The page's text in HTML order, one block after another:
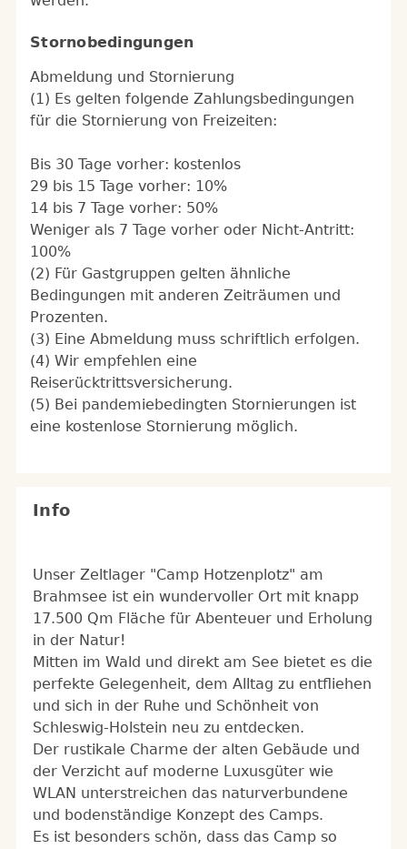
Stornobedingungen
Abmeldung und Stornierung
(1) Es gelten folgende Zahlungsbedingungen
für die Stornierung von Freizeiten:
Bis 30 Tage vorher: kostenlos
29 bis 15 Tage vorher: 10%
14 bis 7 Tage vorher: 50%
Weniger als 7 Tage vorher oder Nicht-Antritt:
100%
(2) Für Gastgruppen gelten ähnliche
Bedingungen mit anderen Zeiträumen und
Prozenten.
(3) Eine Abmeldung muss schriftlich erfolgen.
(4) Wir empfehlen eine
Reiserücktrittsversicherung.
(5) Bei pandemiebedingten Stornierungen ist
eine kostenlose Stornierung möglich.
Info
Unser Zeltlager "Camp Hotzenplotz" am
Brahmsee ist ein wundervoller Ort mit knapp
17.500 Qm Fläche für Abenteuer und Erholung
in der Natur!
Mitten im Wald und direkt am See bietet es die
perfekte Gelegenheit, dem Alltag zu entfliehen
und sich in der Ruhe und Schönheit von
Schleswig-Holstein neu zu entdecken.
Der rustikale Charme der alten Gebäude und
der Verzicht auf moderne Luxusgüter wie
WLAN unterstreichen das naturverbundene
und bodenständige Konzept des Camps.
Es ist besonders schön, dass das Camp so